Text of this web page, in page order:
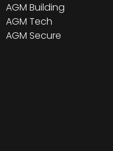
AGM Building
AGM Tech
AGM Secure